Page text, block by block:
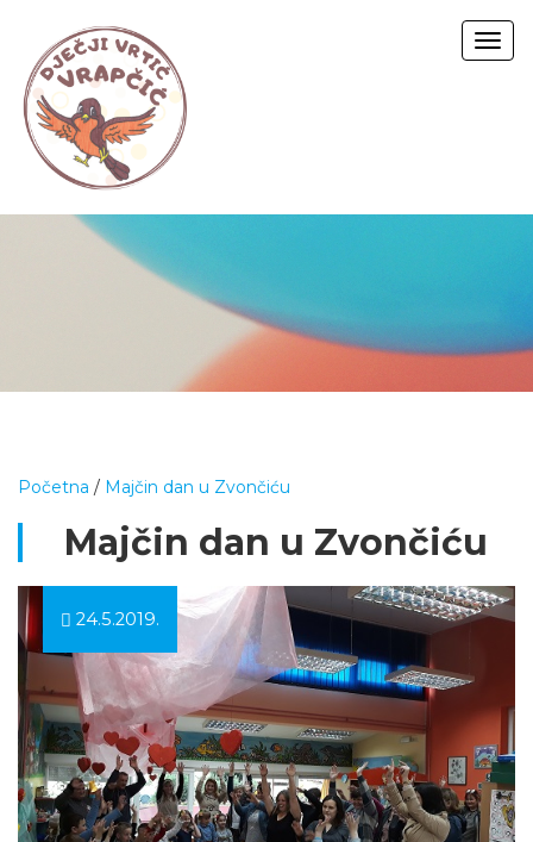
Početna / Majčin dan u Zvončiću
Majčin dan u Zvončiću
24.5.2019.